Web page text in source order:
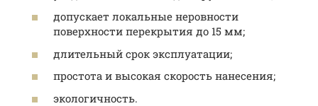
допускает локальные неровности
поверхности перекрытия до 15 мм;
длительный срок эксплуатации;
простота и высокая скорость нанесения;
экологичность.